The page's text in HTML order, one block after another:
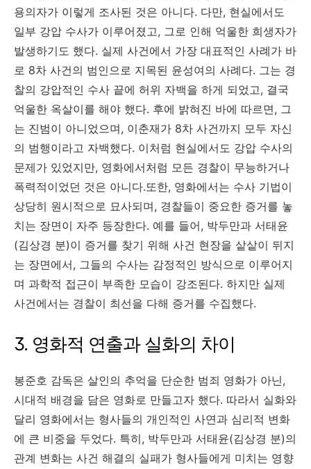
용의자가 이렇게 조사된 것은 아니다. 다만, 현실에서도
일부 강압 수사가 이루어졌고, 그로 인해 억울한 희생자가
발생하기도 했다. 실제 사건에서 가장 대표적인 사례가 바
로 8차 사건의 범인으로 지목된 윤성여의 사례다. 그는 경
찰의 강압적인 수사 끝에 허위 자백을 하게 되었고, 결국
억울한 옥살이를 해야 했다. 후에 밝혀진 바에 따르면, 그
는 진범이 아니었으며, 이춘재가 8차 사건까지 모두 자신
의 범행이라고 자백했다. 이처럼 현실에서도 강압 수사의
문제가 있었지만, 영화에서처럼 모든 경찰이 무능하거나
폭력적이었던 것은 아니다.또한, 영화에서는 수사 기법이
상당히 원시적으로 묘사되며, 경찰들이 중요한 증거를 놓
치는 장면이 자주 등장한다. 예를 들어, 박두만과 서태윤
(김상경 분)이 증거를 찾기 위해 사건 현장을 샅샅이 뒤지
는 장면에서, 그들의 수사는 감정적인 방식으로 이루어지
며 과학적 접근이 부족한 모습이 강조된다. 하지만 실제
사건에서는 경찰이 최선을 다해 증거를 수집했다.
3. 영화적 연출과 실화의 차이
봉준호 감독은 살인의 추억을 단순한 범죄 영화가 아닌,
시대적 배경을 담은 영화로 만들고자 했다. 따라서 실화와
달리 영화에서는 형사들의 개인적인 사연과 심리적 변화
에 큰 비중을 두었다. 특히, 박두만과 서태윤(김상경 분)의
관계 변화는 사건 해결의 실패가 형사들에게 미치는 영향